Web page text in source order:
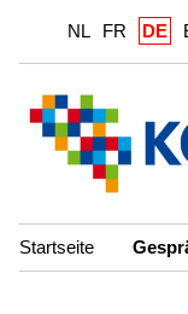
NL FR DE
Startseite